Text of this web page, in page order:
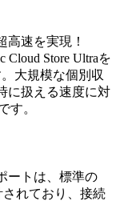
高速を実現！
Cloud Store Ultraを
大規模な個別収
に扱える速度に対
す。
ートは、標準の
れており、接続